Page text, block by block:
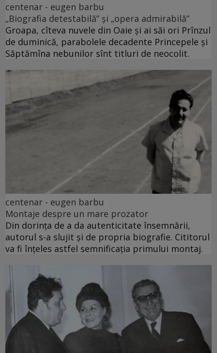
centenar - eugen barbu
„Biografia detestabilă” și „opera admirabilă”
Groapa, cîteva nuvele din Oaie și ai săi ori Prînzul
de duminică, parabolele decadente Princepele și
Săptămîna nebunilor sînt titluri de neocolit.
centenar - eugen barbu
Montaje despre un mare prozator
Din dorința de a da autenticitate însemnării,
autorul s-a slujit și de propria biografie. Cititorul
va fi înțeles astfel semnificația primului montaj.